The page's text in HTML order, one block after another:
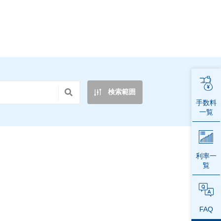
検索範囲
手数料
一覧
利率一
覧
FAQ